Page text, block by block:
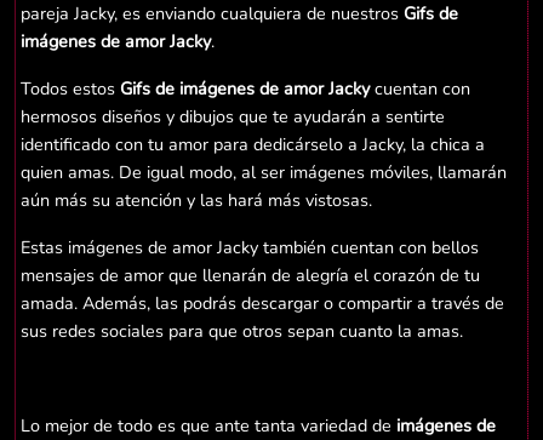
pareja Jacky, es enviando cualquiera de nuestros Gifs de
imágenes de amor Jacky.
Todos estos Gifs de imágenes de amor Jackycuentan con
hermosos diseños y dibujos que te ayudarán a sentirte
identificado con tu amor para dedicárselo a Jacky, la chica a
quien amas. De igual modo, al ser imágenes móviles, llamarán
aún más su atención y las hará más vistosas.
Estas imágenes de amor Jacky también cuentan con bellos
mensajes de amor que llenarán de alegría el corazón de tu
amada. Además, las podrás descargar o compartir a través de
sus redes sociales para que otros sepan cuanto la amas.
Lo mejor de todo es que ante tanta variedad de imágenes de